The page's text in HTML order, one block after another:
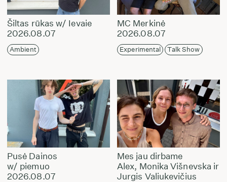
Šiltas rūkas w/ Ievaie
2026.08.07
Ambient
MC Merkinė
2026.08.07
Experimental Talk Show
Pusė Dainos
w/ piemuo
2026.08.07
Mes jau dirbame
Alex, Monika Višnevska ir
Jurgis Valiukevičius